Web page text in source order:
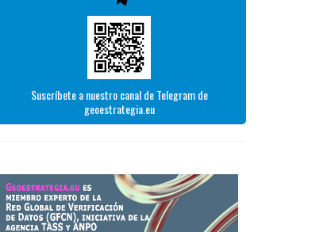
Suscríbete a nuestro canal de Telegram de
geoestrategia.eu